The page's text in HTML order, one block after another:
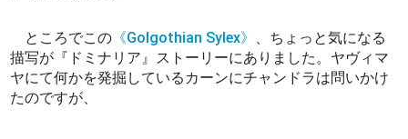
ところでこの 《Golgothian Sylex》 、ちょっと気になる
描写が『ドミナリア』ストーリーにありました。ヤヴィマ
ヤにて何かを発掘しているカーンにチャンドラは問いかけ
たのですが、